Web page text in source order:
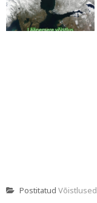
Postitatud Võistlused